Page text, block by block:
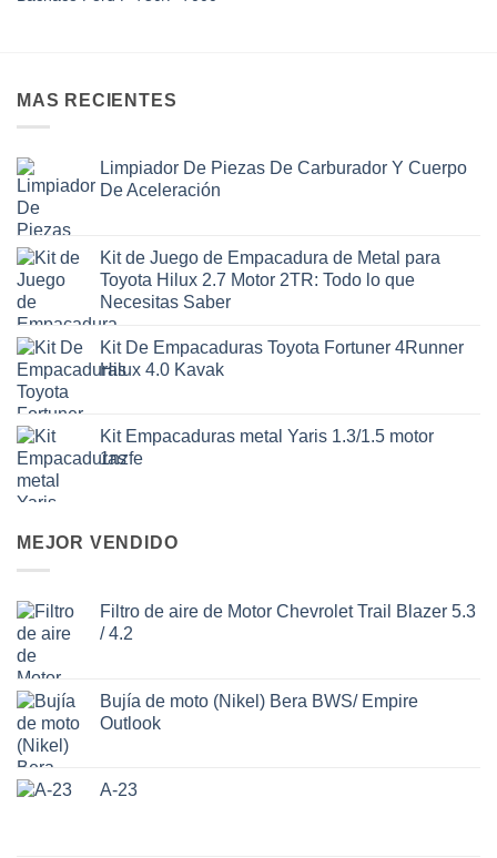
MAS RECIENTES
Limpiador De Piezas De Carburador Y Cuerpo
De Aceleración
Kit de Juego de Empacadura de Metal para
Toyota Hilux 2.7 Motor 2TR: Todo lo que
Necesitas Saber
Kit De Empacaduras Toyota Fortuner 4Runner
Hilux 4.0 Kavak
Kit Empacaduras metal Yaris 1.3/1.5 motor
1nzfe
MEJOR VENDIDO
Filtro de aire de Motor Chevrolet Trail Blazer 5.3
/ 4.2
Bujía de moto (Nikel) Bera BWS/ Empire
Outlook
A-23